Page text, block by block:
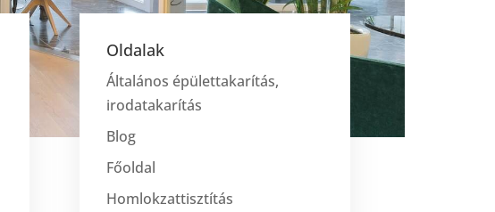
Oldalak
Általános épülettakarítás,
irodatakarítás
Blog
Főoldal
Homlokzattisztítás